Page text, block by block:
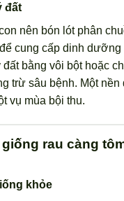
đất
nên bón lót phân
cung cấp dinh dưỡng
bằng vôi bột hoặc
trừ sâu bệnh. Một
vụ mùa bội thu.
rau càng
khỏe